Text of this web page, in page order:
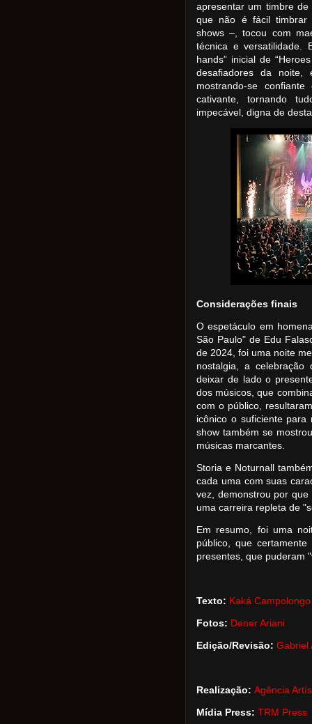
apresentar um timbre
que não é fácil timbrar
shows –, tocou com
técnica e versatilidade.
hands” inicial de
desafiadores da noite,
mostrando-se
cativante, tornando
impecável, digna de
Considerações finais
O espetáculo em
São Paulo" de Edu
de 2024, foi uma noite
nostalgia, a
deixar de lado o
dos músicos, que
com o público,
icônico o suficiente
show também se
músicas marcantes.
Storia e Noturnall
cada uma com suas
vez, demonstrou por
uma carreira repleta de
Em resumo, foi uma
público, que
presentes, que puderam
Texto: Kaká Campolongo
Fotos: Dener Ariani
Edição/Revisão: Gabriel
Realização: Agência
Mídia Press: TRM Press